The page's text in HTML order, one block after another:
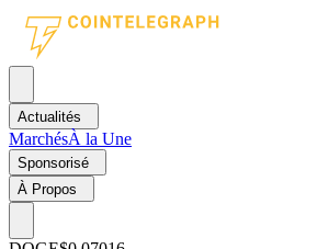
Actualités
MarchésÀ la Une
Sponsorisé
À Propos